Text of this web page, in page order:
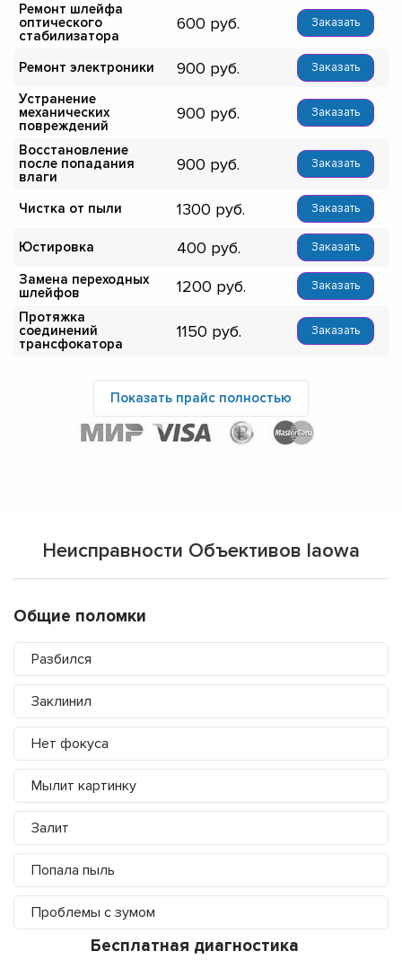
Ремонт шлейфа
оптического
стабилизатора
600 Заказать
Ремонт электроники 900 Заказать
Устранение
механических
повреждений
900 Заказать
Восстановление
после попадания
влаги
900 Заказать
Чистка от пыли 1300 Заказать
Юстировка 400 Заказать
Замена переходных
шлейфов
1200 Заказать
Протяжка
соединений
трансфокатора
1150 Заказать
Показать прайс полностью
Неисправности Объективов laowa
Общие поломки
Разбился
Заклинил
Нет фокуса
Мылит картинку
Залит
Попала пыль
Проблемы с зумом
Бесплатная диагностика